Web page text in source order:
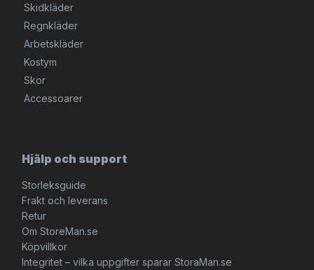
Skidkläder
Regnkläder
Arbetskläder
Kostym
Skor
Accessoarer
Hjälp och support
Storleksguide
Frakt och leverans
Retur
Om StoreMan.se
Köpvillkor
Integritet – vilka uppgifter sparar StoraMan.se